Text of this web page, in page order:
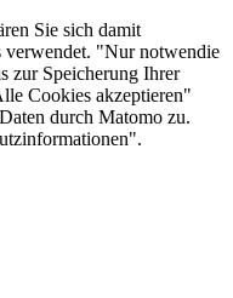
Sie sich damit
verwendet. "Nur notwendie
zur Speicherung Ihrer
Cookies akzeptieren"
durch Matomo zu.